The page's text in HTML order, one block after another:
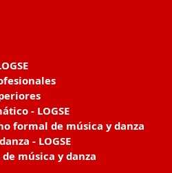
- LOGSE
formal de música y danza
- LOGSE
música y danza